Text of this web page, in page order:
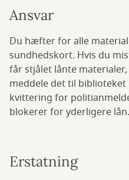
Ansvar
Du hæfter for alle
sundhedskort. Hvis du
får stjålet lånte
meddele det til
kvittering for
blokerer for yderligere lån.
Erstatning